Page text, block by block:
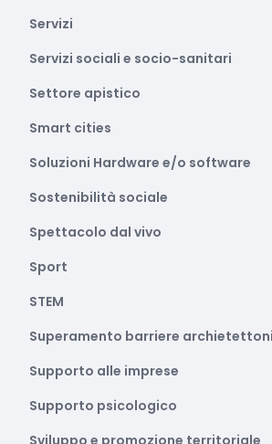
Servizi
Servizi sociali e socio-sanitari
Settore apistico
Smart cities
Soluzioni Hardware e/o software
Sostenibilità sociale
Spettacolo dal vivo
Sport
STEM
Superamento barriere
Supporto alle imprese
Supporto psicologico
Sviluppo e promozione territoriale